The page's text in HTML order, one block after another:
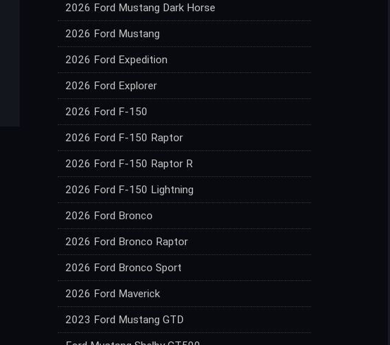
2026 Ford Mustang Dark Horse
2026 Ford Mustang
2026 Ford Expedition
2026 Ford Explorer
2026 Ford F-150
2026 Ford F-150 Raptor
2026 Ford F-150 Raptor R
2026 Ford F-150 Lightning
2026 Ford Bronco
2026 Ford Bronco Raptor
2026 Ford Bronco Sport
2026 Ford Maverick
2023 Ford Mustang GTD